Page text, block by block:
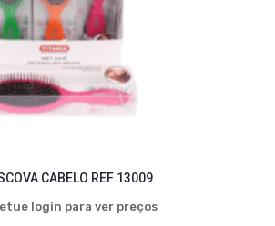
CABELO REF 13009
login para ver preços